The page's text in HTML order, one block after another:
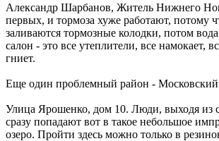
Александр Шарбанов, Житель Нижнего
первых, и тормоза хуже работают, потому
заливаются тормозные колодки, потом
салон - это все утеплители, все намокает,
гниет.
Еще один проблемный район -
Улица Ярошенко, дом 10. Люди, выходя из
сразу попадают вот в такое небольшое
озеро. Пройти здесь можно только в